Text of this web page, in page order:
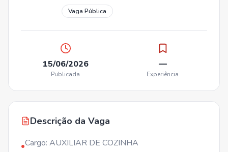
Vaga Pública
15/06/2026
Publicada
—
Experiência
Descrição da Vaga
•Cargo: AUXILIAR DE COZINHA